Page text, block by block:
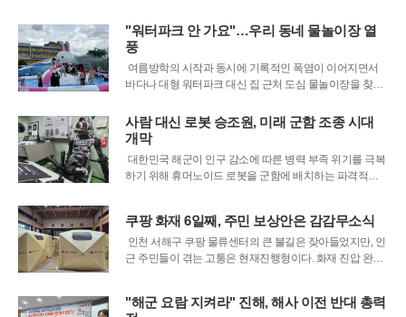
르면, 홀로 거주하는 1인 가구는 이미 820만 가구를 넘어섰
으며 이는 전체 일반 가구의 36%를 상회하는 수준이다. 특
히 65세 이상의 고령층이
"워터파크 안 가요"…우리 동네 물놀이장 열
풍
여름방학의 시작과 동시에 기록적인 폭염이 이어지면서
바다나 대형 워터파크 대신 집 근처 도심 물놀이장을 찾는
가 시대의 경제적 부담을 동시에 해결할 수 있는 지역 물놀
이장이 새로운 피서 명소로 급부상한 것이다. 서울 시내 곳
곳의 학교 운동장과 어린이공원에 마
사람 대신 로봇 승조원, 미래 군함 조종 시대
개막
대한민국 해군이 인구 감소에 따른 병력 부족 위기를 극복
하기 위해 휴머노이드 로봇을 군함에 배치하는 파격적인
한 승조원 업무 수행 능력을 점검했다. 이번 실험은 국내에
서 처음으로 시도된 것으로, 사람 대
쿠팡 화재 6일째, 주민 보상안은 감감무소식
인천 서해구 쿠팡 물류센터의 큰 불길은 잦아들었지만, 인
근 주민들이 겪는 고통은 현재진행형이다. 화재 진압 완료
이어가고 있다. 현장의 주민들은 불길이 꺼졌음에도 사라
"해군 요람 지켜라" 진해, 해사 이전 반대 총력